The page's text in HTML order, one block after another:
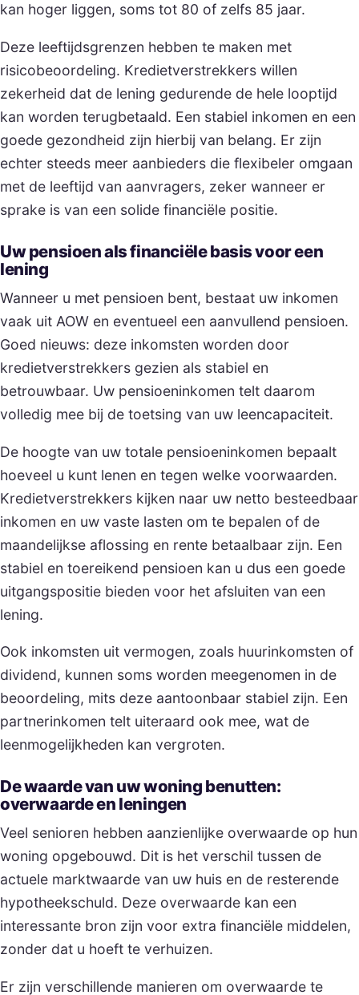
kan hoger liggen, soms tot 80 of zelfs 85 jaar.
Deze leeftijdsgrenzen hebben te maken met
risicobeoordeling. Kredietverstrekkers willen
zekerheid dat de lening gedurende de hele looptijd
kan worden terugbetaald. Een stabiel inkomen en een
goede gezondheid zijn hierbij van belang. Er zijn
echter steeds meer aanbieders die flexibeler omgaan
met de leeftijd van aanvragers, zeker wanneer er
sprake is van een solide financiële positie.
Uw pensioen als financiële basis voor een
lening
Wanneer u met pensioen bent, bestaat uw inkomen
vaak uit AOW en eventueel een aanvullend pensioen.
Goed nieuws: deze inkomsten worden door
kredietverstrekkers gezien als stabiel en
betrouwbaar. Uw pensioeninkomen telt daarom
volledig mee bij de toetsing van uw leencapaciteit.
De hoogte van uw totale pensioeninkomen bepaalt
hoeveel u kunt lenen en tegen welke voorwaarden.
Kredietverstrekkers kijken naar uw netto besteedbaar
inkomen en uw vaste lasten om te bepalen of de
maandelijkse aflossing en rente betaalbaar zijn. Een
stabiel en toereikend pensioen kan u dus een goede
uitgangspositie bieden voor het afsluiten van een
lening.
Ook inkomsten uit vermogen, zoals huurinkomsten of
dividend, kunnen soms worden meegenomen in de
beoordeling, mits deze aantoonbaar stabiel zijn. Een
partnerinkomen telt uiteraard ook mee, wat de
leenmogelijkheden kan vergroten.
De waarde van uw woning benutten:
overwaarde en leningen
Veel senioren hebben aanzienlijke overwaarde op hun
woning opgebouwd. Dit is het verschil tussen de
actuele marktwaarde van uw huis en de resterende
hypotheekschuld. Deze overwaarde kan een
interessante bron zijn voor extra financiële middelen,
zonder dat u hoeft te verhuizen.
Er zijn verschillende manieren om overwaarde te